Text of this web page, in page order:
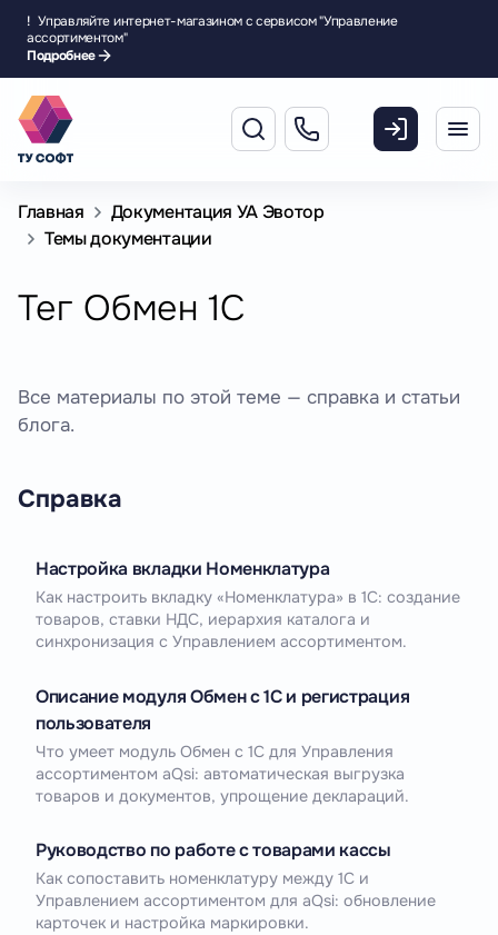
! Управляйте интернет-магазином с сервисом "Управление
ассортиментом"
Подробнее
Главная
Документация УА Эвотор
Темы документации
Тег Обмен 1С
Все материалы по этой теме — справка и статьи
блога.
Справка
Настройка вкладки Номенклатура
Как настроить вкладку «Номенклатура» в 1С: создание
товаров, ставки НДС, иерархия каталога и
синхронизация с Управлением ассортиментом.
Описание модуля Обмен с 1С и регистрация
пользователя
Что умеет модуль Обмен с 1С для Управления
ассортиментом aQsi: автоматическая выгрузка
товаров и документов, упрощение деклараций.
Руководство по работе с товарами кассы
Как сопоставить номенклатуру между 1С и
Управлением ассортиментом для aQsi: обновление
карточек и настройка маркировки.